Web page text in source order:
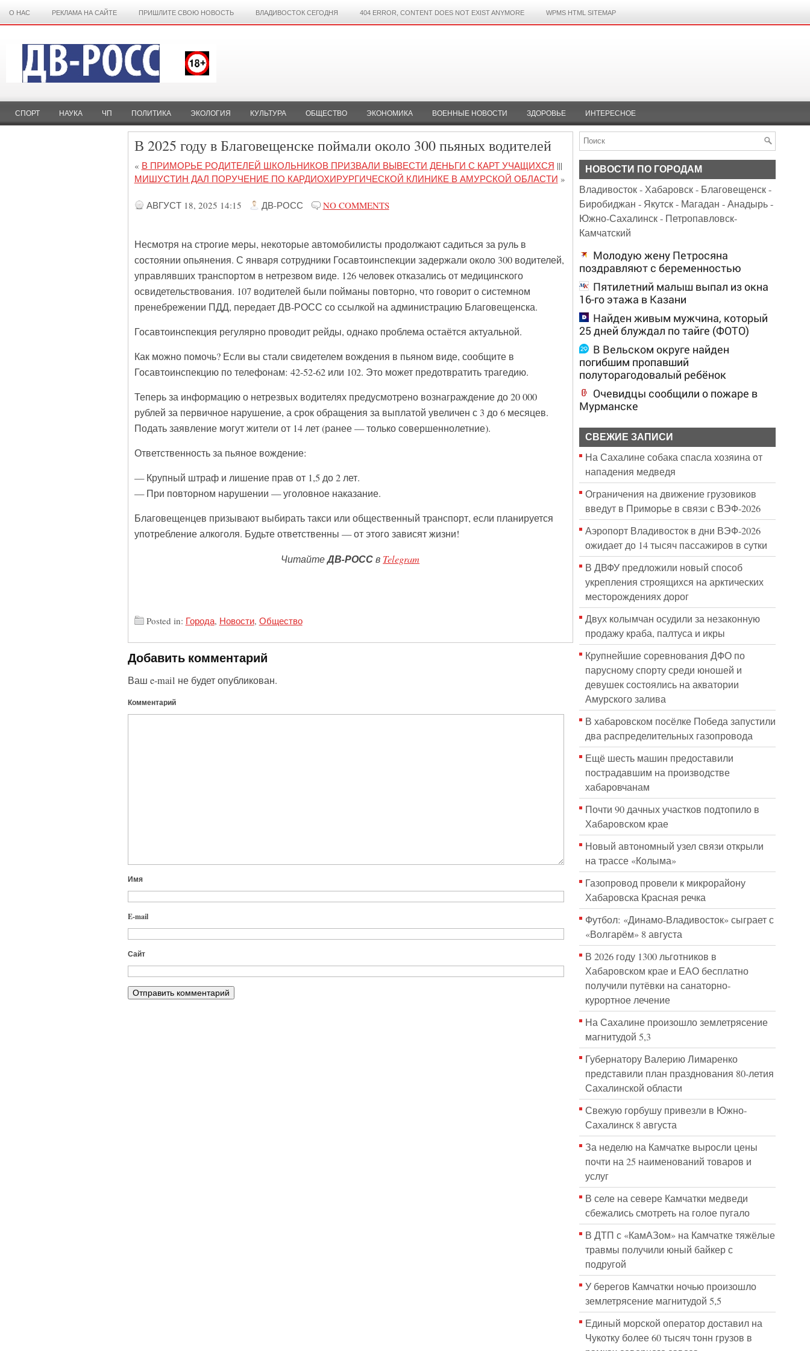
О НАС РЕКЛАМА НА САЙТЕ ПРИШЛИТЕ СВОЮ НОВОСТЬ ВЛАДИВОСТОК СЕГОДНЯ 404 ERROR, CONTENT DOES NOT EXIST ANYMORE WPMS HTML SITEMAP
СПОРТ НАУКА ЧП ПОЛИТИКА ЭКОЛОГИЯ КУЛЬТУРА ОБЩЕСТВО ЭКОНОМИКА ВОЕННЫЕ НОВОСТИ ЗДОРОВЬЕ ИНТЕРЕСНОЕ
В 2025 году в Благовещенске поймали около 300 пьяных водителей
« В ПРИМОРЬЕ РОДИТЕЛЕЙ ШКОЛЬНИКОВ ПРИЗВАЛИ ВЫВЕСТИ ДЕНЬГИ С КАРТ УЧАЩИХСЯ |||
МИШУСТИН ДАЛ ПОРУЧЕНИЕ ПО КАРДИОХИРУРГИЧЕСКОЙ КЛИНИКЕ В АМУРСКОЙ ОБЛАСТИ »
АВГУСТ 18, 2025 14:15 ДВ-РОСС NO COMMENTS
Несмотря на строгие меры, некоторые автомобилисты продолжают садиться за руль в
состоянии опьянения. С января сотрудники Госавтоинспекции задержали около 300 водителей,
управлявших транспортом в нетрезвом виде. 126 человек отказались от медицинского
освидетельствования. 107 водителей были пойманы повторно, что говорит о системном
пренебрежении ПДД, передает ДВ-РОСС со ссылкой на администрацию Благовещенска.
Госавтоинспекция регулярно проводит рейды, однако проблема остаётся актуальной.
Как можно помочь? Если вы стали свидетелем вождения в пьяном виде, сообщите в
Госавтоинспекцию по телефонам: 42-52-62 или 102. Это может предотвратить трагедию.
Теперь за информацию о нетрезвых водителях предусмотрено вознаграждение до 20 000
рублей за первичное нарушение, а срок обращения за выплатой увеличен с 3 до 6 месяцев.
Подать заявление могут жители от 14 лет (ранее — только совершеннолетние).
Ответственность за пьяное вождение:
— Крупный штраф и лишение прав от 1,5 до 2 лет.
— При повторном нарушении — уголовное наказание.
Благовещенцев призывают выбирать такси или общественный транспорт, если планируется
употребление алкоголя. Будьте ответственны — от этого зависят жизни!
ЧитайтеДВ-РОССв Telegram
Posted in: Города, Новости, Общество
Добавить комментарий
Ваш e-mail не будет опубликован.
Комментарий
Имя
E-mail
Сайт
НОВОСТИ ПО ГОРОДАМ
Владивосток-Хабаровск- Благовещенск-
Биробиджан - Якутск- Магадан -Анадырь-
Южно-Сахалинск- Петропавловск-
Камчатский
Молодую жену Петросяна
поздравляют с беременностью
Пятилетний малыш выпал из окна
16-го этажа в Казани
Найден живым мужчина, который
25 дней блуждал по тайге (ФОТО)
В Вельском округе найден
погибшим пропавший
полуторагодовалый ребёнок
Очевидцы сообщили о пожаре в
Мурманске
СВЕЖИЕ ЗАПИСИ
На Сахалине собака спасла хозяина от
нападения медведя
Ограничения на движение грузовиков
введут в Приморье в связи с ВЭФ-2026
Аэропорт Владивосток в дни ВЭФ-2026
ожидает до 14 тысяч пассажиров в сутки
В ДВФУ предложили новый способ
укрепления строящихся на арктических
месторождениях дорог
Двух колымчан осудили за незаконную
продажу краба, палтуса и икры
Крупнейшие соревнования ДФО по
парусному спорту среди юношей и
девушек состоялись на акватории
Амурского залива
В хабаровском посёлке Победа запустили
два распределительных газопровода
Ещё шесть машин предоставили
пострадавшим на производстве
хабаровчанам
Почти 90 дачных участков подтопило в
Хабаровском крае
Новый автономный узел связи открыли
на трассе «Колыма»
Газопровод провели к микрорайону
Хабаровска Красная речка
Футбол: «Динамо-Владивосток» сыграет с
«Волгарём» 8 августа
В 2026 году 1300 льготников в
Хабаровском крае и ЕАО бесплатно
получили путёвки на санаторно-
курортное лечение
На Сахалине произошло землетрясение
магнитудой 5,3
Губернатору Валерию Лимаренко
представили план празднования 80-летия
Сахалинской области
Свежую горбушу привезли в Южно-
Сахалинск 8 августа
За неделю на Камчатке выросли цены
почти на 25 наименований товаров и
услуг
В селе на севере Камчатки медведи
сбежались смотреть на голое пугало
В ДТП с «КамАЗом» на Камчатке тяжёлые
травмы получили юный байкер с
подругой
У берегов Камчатки ночью произошло
землетрясение магнитудой 5,5
Единый морской оператор доставил на
Чукотку более 60 тысяч тонн грузов в